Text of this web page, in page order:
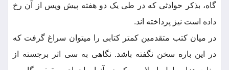
گاه، بذکر حوادثی که در طی یک دو هفته پیش وپس از آن رخ
داده است نیز پرداخته اند.
در میان کتب متقدمین کمتر کتابی را می­توان سراغ گرفت که
در این باره سخن نگفته باشد. نگاهی به سی اثر برجسته از